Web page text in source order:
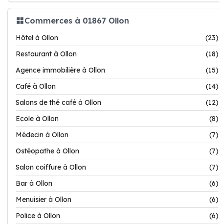
Commerces à 01867 Ollon
Hôtel à Ollon
(23)
Restaurant à Ollon
(18)
Agence immobilière à Ollon
(15)
Café à Ollon
(14)
Salons de thé café à Ollon
(12)
Ecole à Ollon
(8)
Médecin à Ollon
(7)
Ostéopathe à Ollon
(7)
Salon coiffure à Ollon
(7)
Bar à Ollon
(6)
Menuisier à Ollon
(6)
Police à Ollon
(6)